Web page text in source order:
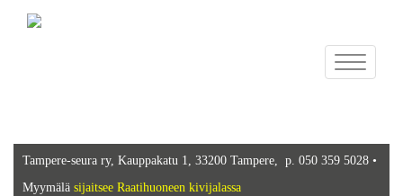
Toggle
navigation
Tampere-seura ry, Kauppakatu 1, 33200 Tampere, p. 050 359 5028 •
Myymälä sijaitsee Raatihuoneen kivijalassa